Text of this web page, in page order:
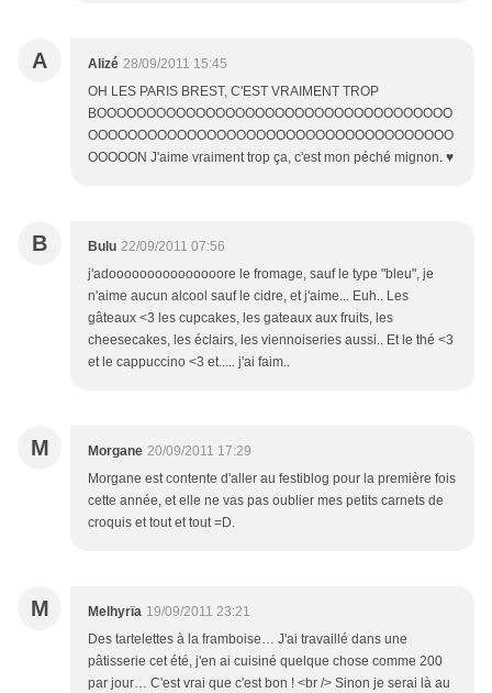
A Alizé 28/09/2011 15:45
OH LES PARIS BREST, C'EST VRAIMENT TROP
BOOOOOOOOOOOOOOOOOOOOOOOOOOOOOOOOOOOO
OOOOOOOOOOOOOOOOOOOOOOOOOOOOOOOOOOOOO
OOOOON J'aime vraiment trop ça, c'est mon péché mignon. ♥
B Bulu 22/09/2011 07:56
j'adooooooooooooooore le fromage, sauf le type "bleu", je
n'aime aucun alcool sauf le cidre, et j'aime... Euh.. Les
gâteaux <3 les cupcakes, les gateaux aux fruits, les
cheesecakes, les éclairs, les viennoiseries aussi.. Et le thé <3
et le cappuccino <3 et..... j'ai faim..
M Morgane 20/09/2011 17:29
Morgane est contente d'aller au festiblog pour la première fois
cette année, et elle ne vas pas oublier mes petits carnets de
croquis et tout et tout =D.
M Melhyrïa 19/09/2011 23:21
Des tartelettes à la framboise… J'ai travaillé dans une
pâtisserie cet été, j'en ai cuisiné quelque chose comme 200
par jour… C'est vrai que c'est bon ! <br /> Sinon je serai là au